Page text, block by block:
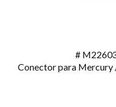
#
Conector para Mercury